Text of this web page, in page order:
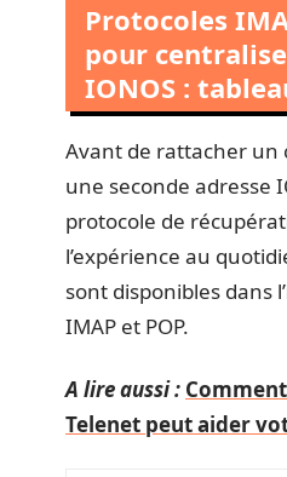
Protocoles
pour
IONOS :
Avant de rattacher un
une seconde adresse
protocole de
l’expérience au
sont disponibles dans
IMAP et POP.
A lire aussi :
Telenet peut aider